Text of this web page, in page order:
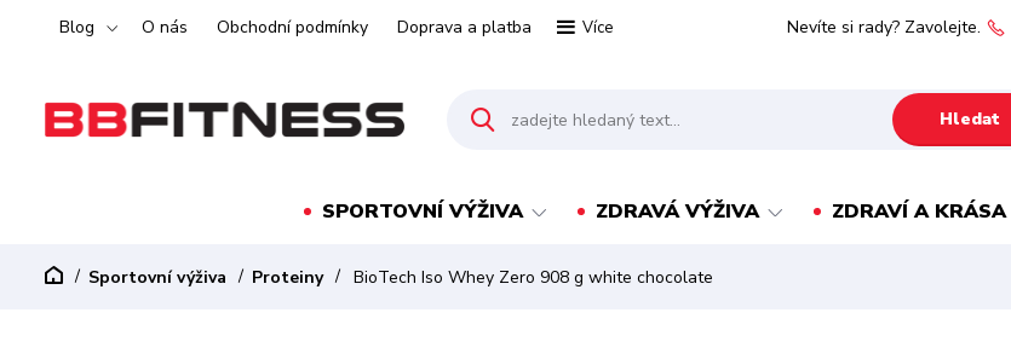
Blog O nás Obchodní podmínky Doprava a platba Více
Hledat
Nevíte si rady? Zavolejte.
SPORTOVNÍ VÝŽIVA ZDRAVÁ VÝŽIVA ZDRAVÍ A KRÁSA
Sportovní výživa Proteiny BioTech Iso Whey Zero 908 g white chocolate